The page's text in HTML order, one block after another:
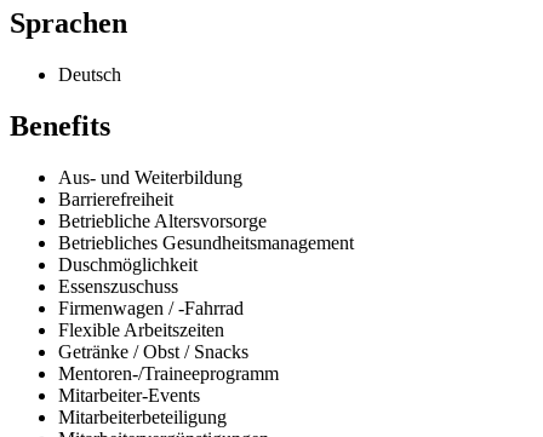
Sprachen
Deutsch
Benefits
Aus- und Weiterbildung
Barrierefreiheit
Betriebliche Altersvorsorge
Betriebliches Gesundheitsmanagement
Duschmöglichkeit
Essenszuschuss
Firmenwagen / -Fahrrad
Flexible Arbeitszeiten
Getränke / Obst / Snacks
Mentoren-/Traineeprogramm
Mitarbeiter-Events
Mitarbeiterbeteiligung